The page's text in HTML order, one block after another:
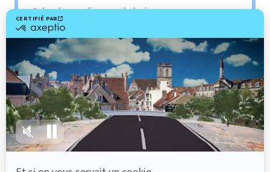
Le plus : soutien morphologique
Grâce à ses 3 zones de confort, le sommier
Pencil vous assure tout son soutien. Avec les
épaules, le dos et le bassin qui reposent sur ses
lattes, vous évitez les douleurs au petit matin.
(10 avis)
501,00 €
Découvrir